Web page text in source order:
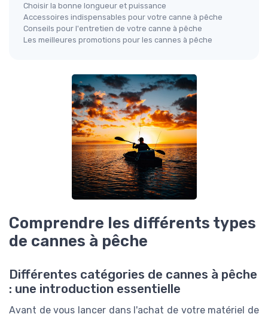
Choisir la bonne longueur et puissance
Accessoires indispensables pour votre canne à pêche
Conseils pour l'entretien de votre canne à pêche
Les meilleures promotions pour les cannes à pêche
Comprendre les différents types
de cannes à pêche
Différentes catégories de cannes à pêche
: une introduction essentielle
Avant de vous lancer dans l'achat de votre matériel de